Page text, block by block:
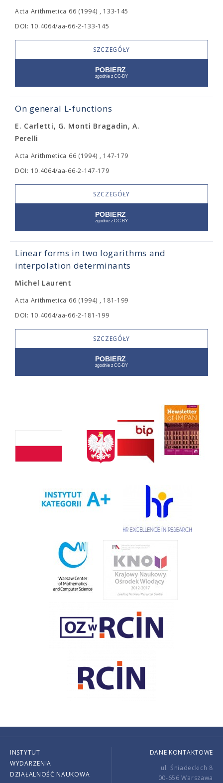
Acta Arithmetica 66 (1994) , 133-145
DOI: 10.4064/aa-66-2-133-145
SZCZEGÓŁY
On general L-functions
E. Carletti, G. Monti Bragadin, A.
Perelli
Acta Arithmetica 66 (1994) , 147-179
DOI: 10.4064/aa-66-2-147-179
SZCZEGÓŁY
Linear forms in two logarithms and
interpolation determinants
Michel Laurent
Acta Arithmetica 66 (1994) , 181-199
DOI: 10.4064/aa-66-2-181-199
SZCZEGÓŁY
INSTYTUT
WYDARZENIA
DZIAŁALNOŚĆ NAUKOWA
DANE KONTAKTOWE
ul. Śniadeckich 8
00-656 Warszawa